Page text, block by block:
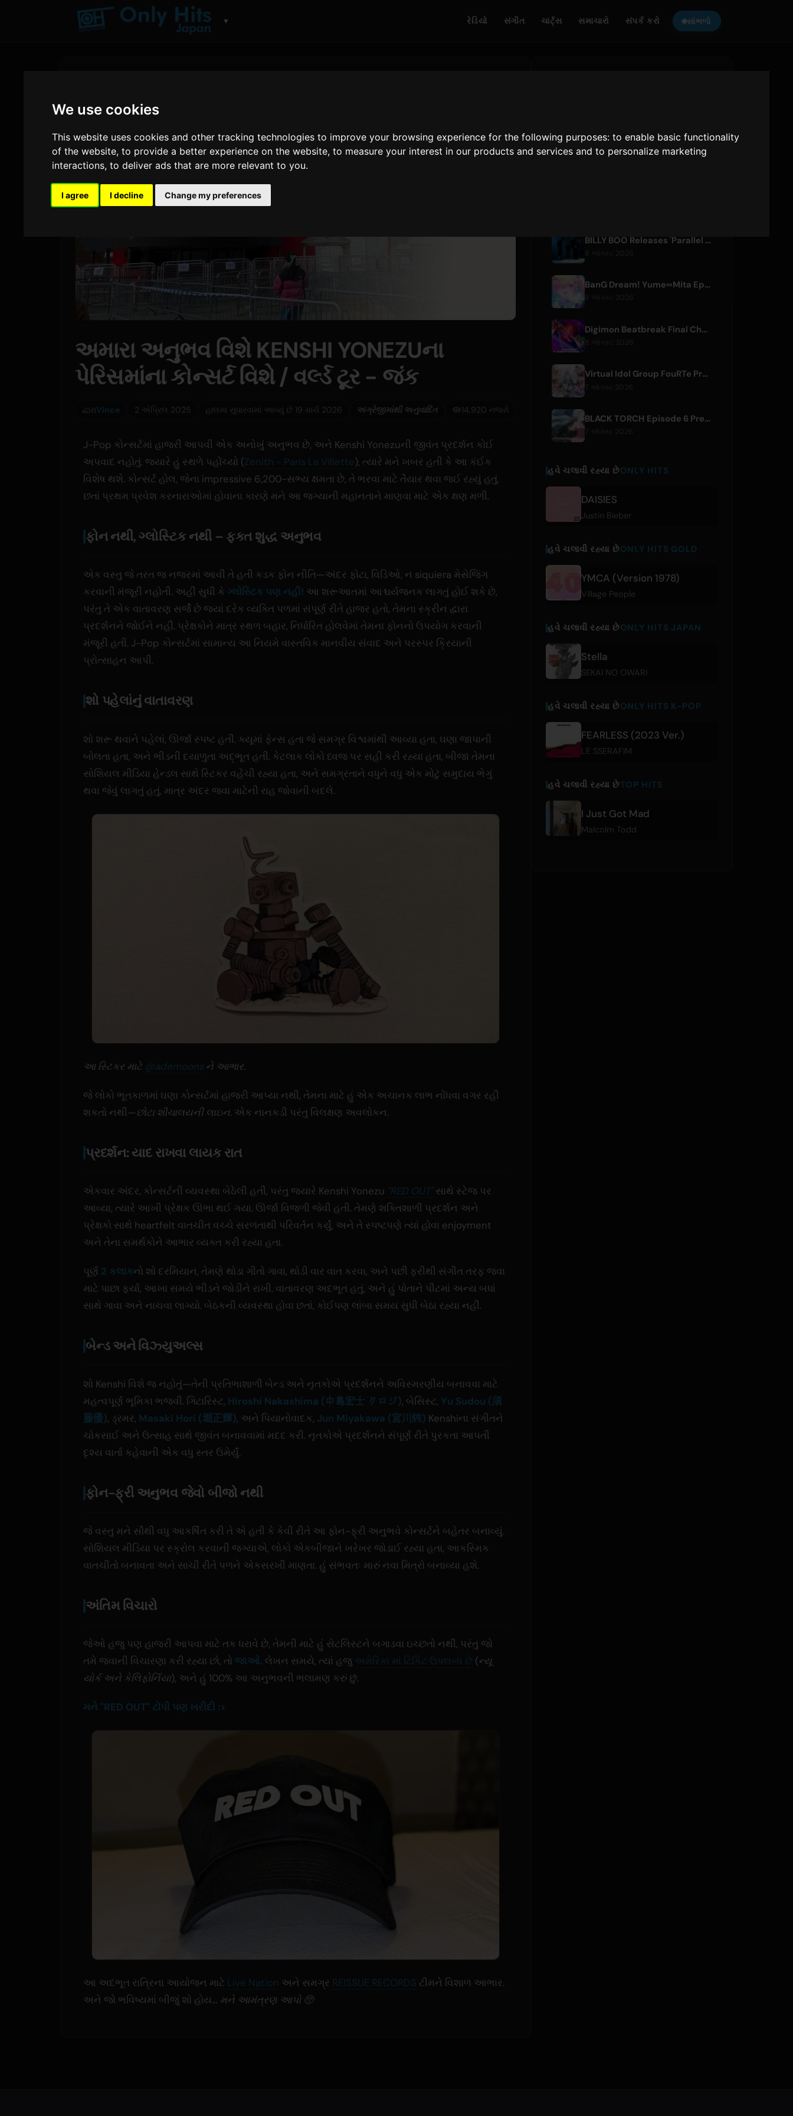
We use cookies
This website uses cookies and other tracking technologies to improve your browsing experience for the following purposes:to enable basic functionality
of the website,to provide a better experience on the website,to measure your interest in our products and services and to personalize marketing
interactions,to deliver ads that are more relevant to you.
I agree I decline Change my preferences
▼ રેડિયો સંગીત ચાર્ટ્સ સમાચારો સંપર્ક કરો સાંભળો
અમારા અનુભવ વિશે KENSHI YONEZUના
પેરિસમાંના કોન્સર્ટ વિશે / વર્લ્ડ ટૂર - જંક
દ્વારાVince 2 એપ્રિલ 2025 હાલમાં સુધારવામાં આવ્યું છે 19 માર્ચ 2026 અંગ્રેજીમાંથી અનુવાદિત 14,920 નજરો
J-Pop કોન્સર્ટમાં હાજરી આપવી એક અનોખું અનુભવ છે, અને Kenshi Yonezuની જીવંત પ્રદર્શન કોઈ
અપવાદ નહોતું. જ્યારે હું સ્થળે પહોંચ્યો (Zenith - Paris La Villette), ત્યારે મને ખબર હતી કે આ કંઈક
વિશેષ થશે. કોન્સર્ટ હોલ, જેના impressive 6,200-સભ્ય ક્ષમતા છે, તે ભરવા માટે તૈયાર થવા જઈ રહ્યું હતું,
છતાં પ્રથમ પ્રવેશ કરનારાઓમાં હોવાના કારણે મને આ જગ્યાની મહાનતાને માણવા માટે એક ક્ષણ મળી.
ફોન નથી, ગ્લોસ્ટિક નથી – ફક્ત શુદ્ધ અનુભવ
એક વસ્તુ જે તરત જ નજરમાં આવી તે હતી કડક ફોન નીતિ—અંદર ફોટા, વિડિઓ, ન siquiera મેસેજિંગ
કરવાની મંજૂરી નહોતી. અહીં સુધી કે ગ્લોસ્ટિક પણ નહીં! આ શરૂઆતમાં આશ્ચર્યજનક લાગતું હોઈ શકે છે,
પરંતુ તે એક વાતાવરણ સર્જે છે જ્યાં દરેક વ્યક્તિ પળમાં સંપૂર્ણ રીતે હાજર હતો, તેમના સ્ક્રીન દ્વારા
પ્રદર્શનને જોઈને નહીં. પ્રેક્ષકોને માત્ર સ્થળ બહાર, નિર્ધારિત હોલવેમાં તેમના ફોનનો ઉપયોગ કરવાની
મંજૂરી હતી. J-Pop કોન્સર્ટમાં સામાન્ય આ નિયમે વાસ્તવિક માનવીય સંવાદ અને પરસ્પર ક્રિયાની
પ્રોત્સાહન આપી.
શો પહેલાંનું વાતાવરણ
શો શરૂ થવાને પહેલાં, ઊર્જા સ્પષ્ટ હતી. ક્યૂમાં ફેન્સ હતા જે સમગ્ર વિશ્વમાંથી આવ્યા હતા, ઘણા જાપાની
બોલતા હતા, અને ભીડની દયાળુતા અદ્ભૂત હતી. કેટલાક લોકો ધ્વજ પર સહી કરી રહ્યા હતા, બીજા તેમના
સોશિયલ મીડિયા હેન્ડલ સાથે સ્ટિકર વહેંચી રહ્યા હતા, અને સમગ્રતાને વધુને વધુ એક મોટું સમુદાય ભેગું
થવા જેવું લાગતું હતું, માત્ર અંદર જવા માટેની રાહ જોવાની બદલે.
આ સ્ટિકર માટે @ademoonsને આભાર.
જે લોકો ભૂતકાળમાં ઘણા કોન્સર્ટમાં હાજરી આપ્યા નથી, તેમના માટે હું એક અચાનક લાભ નોંધવા વગર રહી
શકતો નથી—છોટા શૌચાલયની લાઇન. એક નાનકડી પરંતુ વિલક્ષણ અવલોકન.
પ્રદર્શન: યાદ રાખવા લાયક રાત
એકવાર અંદર, કોન્સર્ટની વ્યવસ્થા બેઠેલી હતી, પરંતુ જ્યારે Kenshi Yonezu "RED OUT"સાથે સ્ટેજ પર
આવ્યા, ત્યારે આખી પ્રેક્ષક ઊભા થઈ ગયા. ઊર્જા વિજળી જેવી હતી. તેમણે શક્તિશાળી પ્રદર્શન અને
પ્રેક્ષકો સાથે heartfelt વાતચીત વચ્ચે સરળતાથી પરિવર્તન કર્યું, અને તે સ્પષ્ટપણે ત્યાં હોવા enjoyment
અને તેના સમર્થકોને આભાર વ્યક્ત કરી રહ્યા હતા.
પૂર્ણ 2 કલાકનો શો દરમિયાન, તેમણે થોડા ગીતો ગાવા, થોડી વાર વાત કરવા, અને પછી ફરીથી સંગીત તરફ જવા
માટે પાછા ફર્યા, આખા સમયે ભીડને જોડીને રાખી. વાતાવરણ અદભૂત હતું, અને હું પોતાને પીટમાં અન્ય બધાં
સાથે ગાવા અને નાચવા લાગ્યો. બેઠકની વ્યવસ્થા હોવા છતાં, કોઈપણ લાંબા સમય સુધી બેઠા રહ્યા નહીં.
બેન્ડ અને વિઝ્યુઅલ્સ
શો Kenshi વિશે જ નહોતું—તેની પ્રતિભાશાળી બેન્ડ અને નૃતકોએ પ્રદર્શનને અવિસ્મરણીય બનાવવા માટે
મહત્વપૂર્ણ ભૂમિકા ભજવી. ગિટારિસ્ટ, Hiroshi Nakashima (中島宏士 クロジ), બેસિસ્ટ, Yu Sudou (須
藤優), ડ્રમર, Masaki Hori (堀正輝), અને પિયાનોવાદક, Jun Miyakawa (宮川純) Kenshiના સંગીતને
ચોકસાઈ અને ઉત્સાહ સાથે જીવંત બનાવવામાં મદદ કરી. નૃતકોએ પ્રદર્શનને સંપૂર્ણ રીતે પુરકતા આપતી
દૃશ્ય વાર્તા કહેવાની એક વધુ સ્તર ઉમેર્યું.
ફોન-ફ્રી અનુભવ જેવો બીજો નથી
જે વસ્તુ મને સૌથી વધુ આકર્ષિત કરી તે એ હતી કે કેવી રીતે આ ફોન-ફ્રી અનુભવે કોન્સર્ટને બહેતર બનાવ્યું.
સોશિયલ મીડિયા પર સ્ક્રોલ કરવાની જગ્યાએ, લોકો એકબીજાને ખરેખર જોડાઈ રહ્યા હતા, આકસ્મિક
વાતચીતો બનાવતા અને સાચી રીતે પળને એકસરખી માણતા. હું સંભવતઃ મારું નવા મિત્રો બનાવ્યા હશે.
અંતિમ વિચારો
જેઓ હજુ પણ હાજરી આપવા માટે તક ધરાવે છે, તેમની માટે હું સેટલિસ્ટને બગાડવા ઇચ્છતો નથી, પરંતુ જો
તમે જવાની વિચારણા કરી રહ્યા છો, તો જાઓ. લેખન સમયે, ત્યાં હજુ અમેરિકા માં ટિકિટ ઉપલબ્ધ છે (ન્યૂ
યોર્ક અને કેલિફોર્નિયા), અને હું 100% આ અનુભવની ભલામણ કરું છું.
મને "RED OUT" ટોપી પણ ખરીદી :>
આ અદભૂત રાત્રિના આયોજન માટે Live Nation અને સમગ્ર REISSUE RECORDS ટીમને વિશાળ આભાર.
અને જો ભવિષ્યમાં બીજું શો હોય… મને આમંત્રણ આપો 🥺
BILLY BOO Releases 'Parallel Night-EP' Featuring TV Drama Theme Song
BanG Dream! Yume∞Mita Episode 8 Live Clip Released
Digimon Beatbreak Final Chapter Premieres August 9, Free Episode Batch on YouTube
8 ઑગસ્ટ 2026
Virtual Idol Group FouRTe Project Debuts with 'ALL IN' Album Produced by m-flo's ☆Taku Takahashi
7 ઑગસ્ટ 2026
BLACK TORCH Episode 6 Preview and Streaming Details
હવે ચલાવી રહ્યા છેONLY HITS
DAISIES
Justin Bieber
હવે ચલાવી રહ્યા છેONLY HITS GOLD
YMCA (Version 1978)
Village People
હવે ચલાવી રહ્યા છેONLY HITS JAPAN
Stella
SEKAI NO OWARI
હવે ચલાવી રહ્યા છેONLY HITS K-POP
FEARLESS (2023 Ver.)
LE SSERAFIM
હવે ચલાવી રહ્યા છેTOP HITS
I Just Got Mad
Malcolm Todd